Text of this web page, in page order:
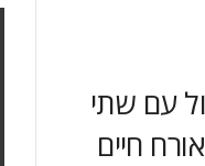
עם שתי
חיים